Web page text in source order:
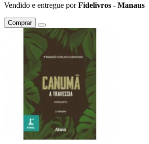
Vendido e entregue porFidelivros - Manaus
Comprar